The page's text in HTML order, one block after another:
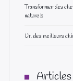
Transformer des
naturels
Un des meilleurs